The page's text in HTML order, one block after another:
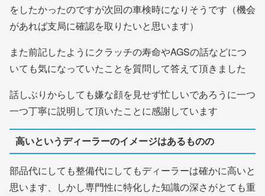
をしたかったのですが次回の車検時になりそうです（機会
があれば支局に確認を取りたいと思います）
また前記したようにクラッチの寿命やAGSの話などにつ
いても気になっていたことを質問して答えて頂きました
話しぶりからしても嫌な顔を見せず忙しいであろうに一つ
一つ丁寧に説明して頂いたことに感謝しています
高いというディーラーのイメージはあるものの
部品代にしても整備代にしてもディーラーは確かに高いと
思います、しかし専門性に特化した知識の深さがとても重